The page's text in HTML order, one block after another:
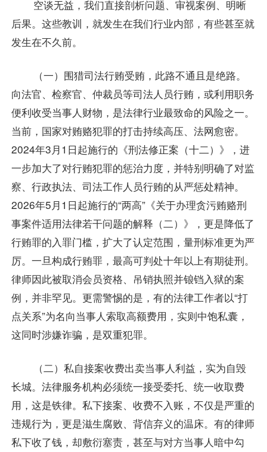
空谈无益，我们直接剖析问题、审视案例、明晰
后果。这些教训，就发生在我们行业内部，有些甚至就
发生在不久前。
（一）围猎司法行贿受贿，此路不通且是绝路。
向法官、检察官、仲裁员等司法人员行贿，或利用职务
便利收受当事人财物，是法律行业最致命的风险之一。
当前，国家对贿赂犯罪的打击持续高压、法网愈密。
2024年3月1日起施行的《刑法修正案（十二）》，进
一步加大了对行贿犯罪的惩治力度，并特别明确了对监
察、行政执法、司法工作人员行贿的从严惩处精神。
2026年5月1日起施行的“两高”《关于办理贪污贿赂刑
事案件适用法律若干问题的解释（二）》，更是降低了
行贿罪的入罪门槛，扩大了认定范围，量刑标准更为严
厉。一旦构成行贿罪，最高可判处十年以上有期徒刑。
律师因此被取消会员资格、吊销执照并锒铛入狱的案
例，并非罕见。更需警惕的是，有的法律工作者以“打
点关系”为名向当事人索取高额费用，实则中饱私囊，
这同时涉嫌诈骗，是双重犯罪。
（二）私自接案收费出卖当事人利益，实为自毁
长城。法律服务机构必须统一接受委托、统一收取费
用，这是铁律。私下接案、收费不入账，不仅是严重的
违规行为，更是滋生腐败、背信弃义的温床。有的律师
私下收了钱，却敷衍塞责，甚至与对方当事人暗中勾